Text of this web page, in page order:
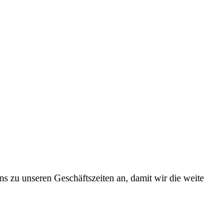
unseren Geschäftszeiten an, damit wir die